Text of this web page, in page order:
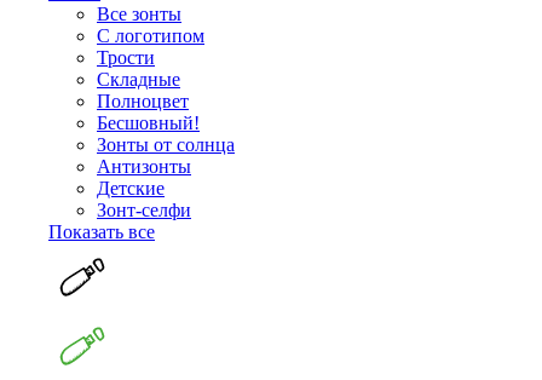
Все зонты
С логотипом
Трости
Складные
Полноцвет
Бесшовный!
Зонты от солнца
Антизонты
Детские
Зонт-селфи
Показать все